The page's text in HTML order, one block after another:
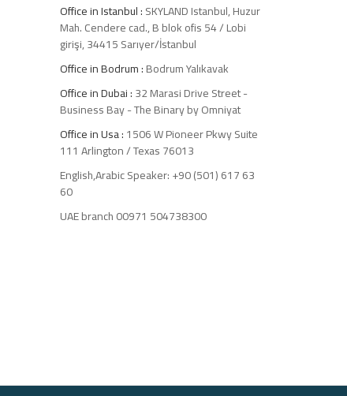
Office in Istanbul :SKYLAND Istanbul, Huzur
Mah. Cendere cad., B blok ofis 54 / Lobi
girişi, 34415 Sarıyer/İstanbul
Office in Bodrum :Bodrum Yalıkavak
Office in Dubai :32 Marasi Drive Street -
Business Bay - The Binary by Omniyat
Office in Usa :1506 W Pioneer Pkwy Suite
111 Arlington / Texas 76013
English,Arabic Speaker: +90 (501) 617 63
60
UAE branch 00971 504738300